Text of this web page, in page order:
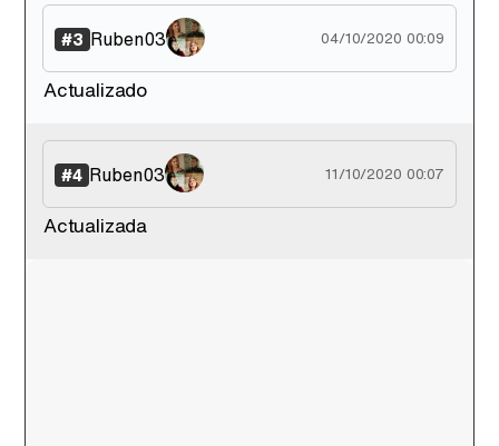
#3 Ruben03 04/10/2020 00:09
Actualizado
#4 Ruben03 11/10/2020 00:07
Actualizada